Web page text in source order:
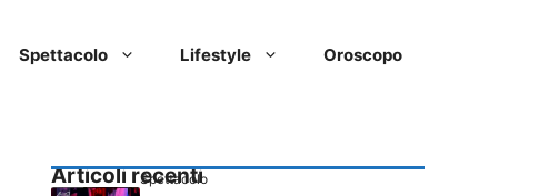
Spettacolo Lifestyle Oroscopo
Articoli recenti
Spettacolo